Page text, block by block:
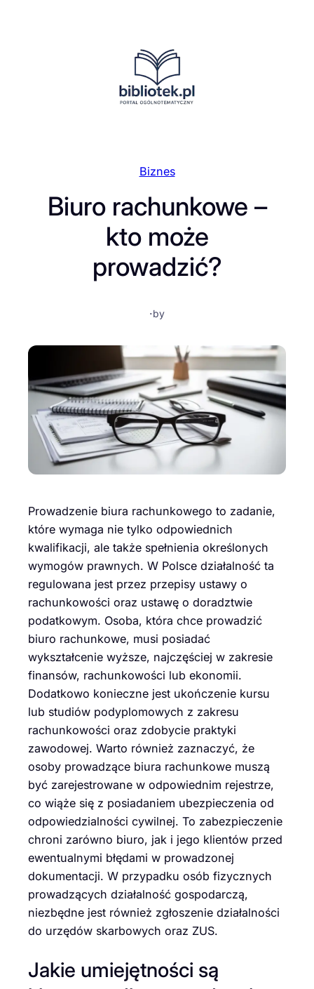
Biznes
Biuro rachunkowe –
kto może
prowadzić?
·by
Prowadzenie biura rachunkowego to zadanie,
które wymaga nie tylko odpowiednich
kwalifikacji, ale także spełnienia określonych
wymogów prawnych. W Polsce działalność ta
regulowana jest przez przepisy ustawy o
rachunkowości oraz ustawę o doradztwie
podatkowym. Osoba, która chce prowadzić
biuro rachunkowe, musi posiadać
wykształcenie wyższe, najczęściej w zakresie
finansów, rachunkowości lub ekonomii.
Dodatkowo konieczne jest ukończenie kursu
lub studiów podyplomowych z zakresu
rachunkowości oraz zdobycie praktyki
zawodowej. Warto również zaznaczyć, że
osoby prowadzące biura rachunkowe muszą
być zarejestrowane w odpowiednim rejestrze,
co wiąże się z posiadaniem ubezpieczenia od
odpowiedzialności cywilnej. To zabezpieczenie
chroni zarówno biuro, jak i jego klientów przed
ewentualnymi błędami w prowadzonej
dokumentacji. W przypadku osób fizycznych
prowadzących działalność gospodarczą,
niezbędne jest również zgłoszenie działalności
do urzędów skarbowych oraz ZUS.
Jakie umiejętności są